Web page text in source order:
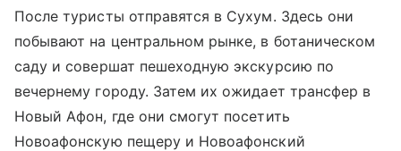
После туристы отправятся в Сухум. Здесь они
побывают на центральном рынке, в ботаническом
саду и совершат пешеходную экскурсию по
вечернему городу. Затем их ожидает трансфер в
Новый Афон, где они смогут посетить
Новоафонскую пещеру и Новоафонский